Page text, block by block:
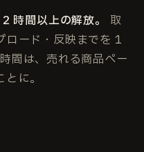
時間以上の解放。
取
ロード・反映までを 1
間は、売れる商品ペー
に。